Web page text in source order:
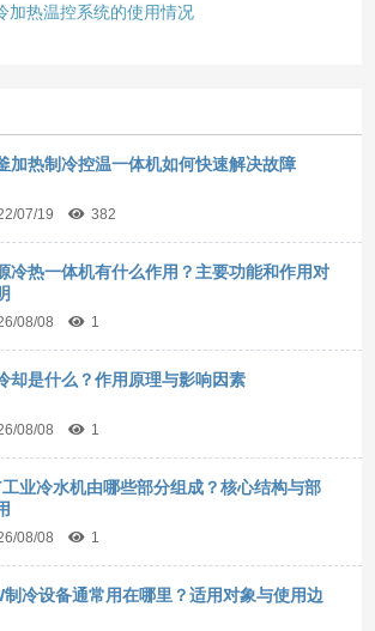
加热温控系统的使用情况
加热制冷控温一体机如何快速解决故障
07/19 382
冷热一体机有什么作用？主要功能和作用对
08/08 1
却是什么？作用原理与影响因素
08/08 1
业冷水机由哪些部分组成？核心结构与部
08/08 1
制冷设备通常用在哪里？适用对象与使用边